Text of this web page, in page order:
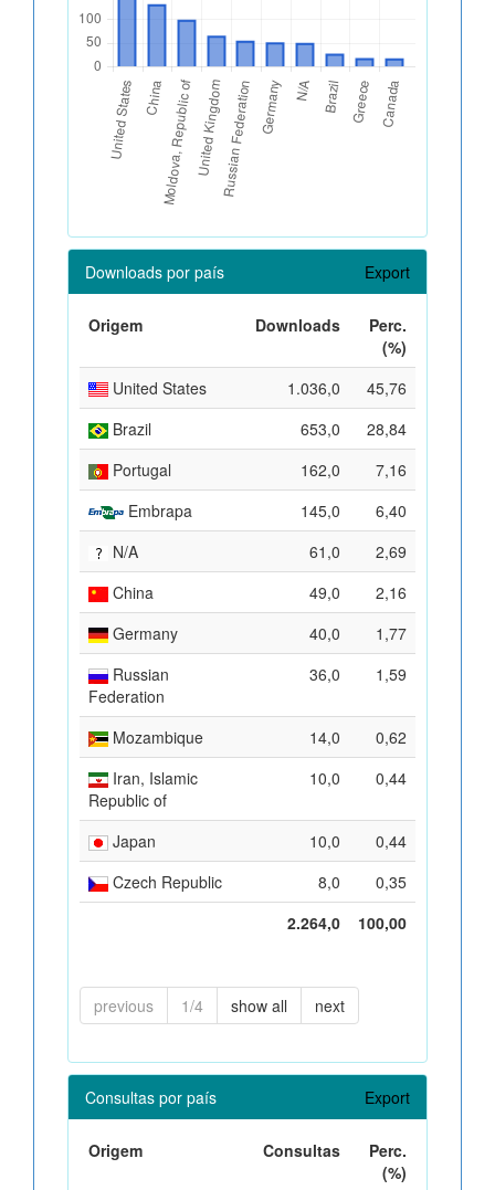
Downloads por país Export
Origem Downloads
Perc.
(%)
United States
1.036,0
45,76
Brazil
653,0
28,84
Portugal
162,0
7,16
Embrapa
145,0
6,40
N/A
61,0
2,69
China
49,0
2,16
Germany
40,0
1,77
Russian
Federation
36,0 1,59
Mozambique 14,0
0,62
Iran, Islamic
Republic of
10,0 0,44
Japan 10,0
0,44
Czech Republic
8,0
0,35
2.264,0
100,00
previous 1/4 show all next
Consultas por país Export
Origem Consultas
Perc.
(%)